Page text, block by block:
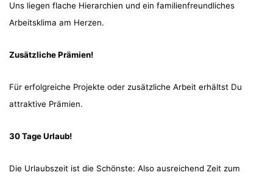
Uns liegen flache Hierarchien und ein familienfreundliches
Arbeitsklima am Herzen.
Zusätzliche Prämien!
Für erfolgreiche Projekte oder zusätzliche Arbeit erhältst Du
attraktive Prämien.
30 Tage Urlaub!
Die Urlaubszeit ist die Schönste: Also ausreichend Zeit zum